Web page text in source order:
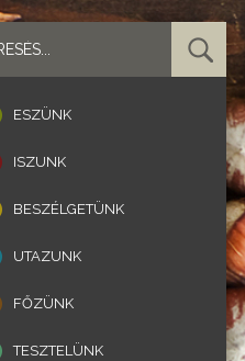
ESZÜNK
ISZUNK
BESZÉLGETÜNK
UTAZUNK
FŐZÜNK
TESZTELÜNK